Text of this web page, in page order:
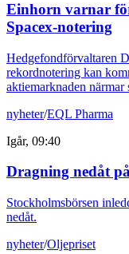
Einhorn varnar
Spacex-notering
Hedgefondförvaltaren
rekordnotering kan
aktiemarknaden
nyheter/EQL Pharma
Igår, 09:40
Dragning nedåt
Stockholmsbörsen
nedåt.
nyheter/Oljepriset